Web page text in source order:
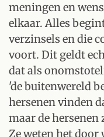
meningen en
elkaar. Alles
verzinsels en die
voort. Dit geldt
dat als
'de buitenwereld
hersenen vinden
maar de
Ze weten het door